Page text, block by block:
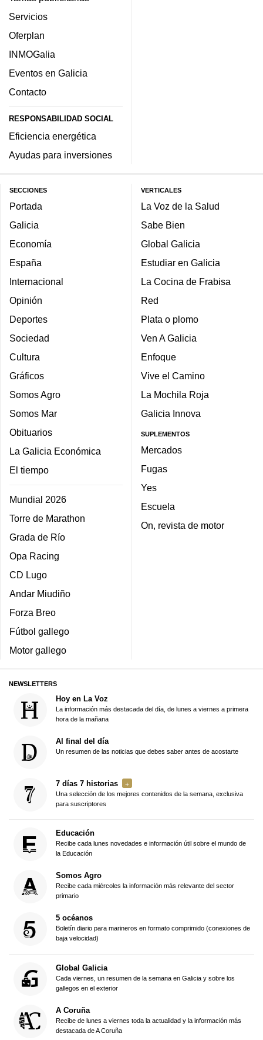
Servicios
Oferplan
INMOGalia
Eventos en Galicia
Contacto
RESPONSABILIDAD SOCIAL
Eficiencia energética
Ayudas para inversiones
SECCIONES
Portada
Galicia
Economía
España
Internacional
Opinión
Deportes
Sociedad
Cultura
Gráficos
Somos Agro
Somos Mar
Obituarios
La Galicia Económica
El tiempo
Mundial 2026
Torre de Marathon
Grada de Río
Opa Racing
CD Lugo
Andar Miudiño
Forza Breo
Fútbol gallego
Motor gallego
VERTICALES
La Voz de la Salud
Sabe Bien
Global Galicia
Estudiar en Galicia
La Cocina de Frabisa
Red
Plata o plomo
Ven A Galicia
Enfoque
Vive el Camino
La Mochila Roja
Galicia Innova
SUPLEMENTOS
Mercados
Fugas
Yes
Escuela
On, revista de motor
NEWSLETTERS
Hoy en La Voz
La información más destacada del día, de lunes a viernes a primera
hora de la mañana
Al final del día
Un resumen de las noticias que debes saber antes de acostarte
7 días 7 historias
Una selección de los mejores contenidos de la semana, exclusiva
para suscriptores
Educación
Recibe cada lunes novedades e información útil sobre el mundo de
la Educación
Somos Agro
Recibe cada miércoles la información más relevante del sector
primario
5 océanos
Boletín diario para marineros en formato comprimido (conexiones de
baja velocidad)
Global Galicia
Cada viernes, un resumen de la semana en Galicia y sobre los
gallegos en el exterior
A Coruña
Recibe de lunes a viernes toda la actualidad y la información más
destacada de A Coruña